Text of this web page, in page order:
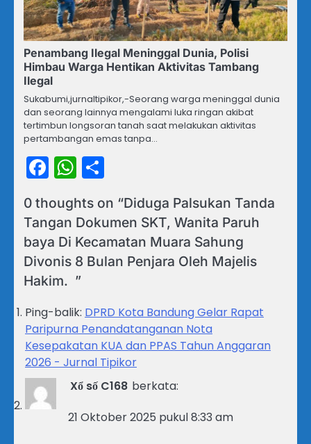
Penambang Ilegal Meninggal Dunia, Polisi
Himbau Warga Hentikan Aktivitas Tambang
Ilegal
Sukabumi,jurnaltipikor,-Seorang warga meninggal dunia
dan seorang lainnya mengalami luka ringan akibat
tertimbun longsoran tanah saat melakukan aktivitas
pertambangan emas tanpa…
Facebook
WhatsApp
0 thoughts on “Diduga Palsukan Tanda
Tangan Dokumen SKT, Wanita Paruh
baya Di Kecamatan Muara Sahung
Divonis 8 Bulan Penjara Oleh Majelis
Hakim. ‎ ‎ ”
Ping-balik: DPRD Kota Bandung Gelar Rapat
Paripurna Penandatanganan Nota
Kesepakatan KUA dan PPAS Tahun Anggaran
2026 - Jurnal Tipikor
Xổ số C168 berkata:
21 Oktober 2025 pukul 8:33 am